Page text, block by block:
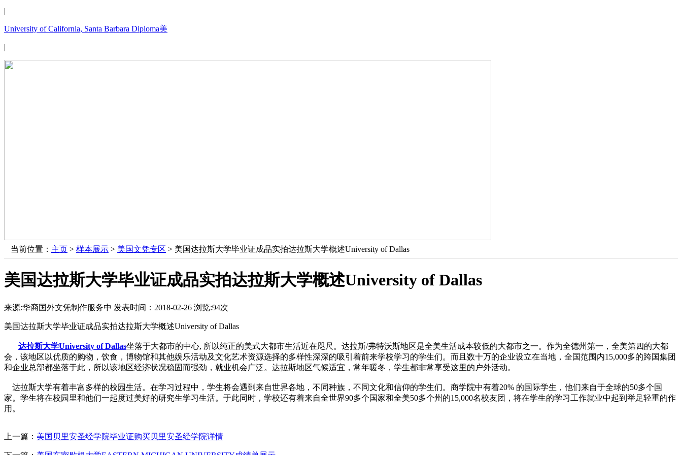
|
University of California, Santa Barbara Diploma美
|
当前位置： 主页 > 样本展示 > 美国文凭专区 > 美国达拉斯大学毕业证成品实拍达拉斯大学概述University of Dallas
美国达拉斯大学毕业证成品实拍达拉斯大学概述University of Dallas
来源:华裔国外文凭制作服务中 发表时间：2018-02-26 浏览:94次
美国达拉斯大学毕业证成品实拍达拉斯大学概述University of Dallas
达拉斯大学University of Dallas坐落于大都市的中心, 所以纯正的美式大都市生活近在咫尺。达拉斯/弗特沃斯地区是全美生活成本较低的大都市之一。作为全德州第一，全美第四的大都
会，该地区以优质的购物，饮食，博物馆和其他娱乐活动及文化艺术资源选择的多样性深深的吸引着前来学校学习的学生们。而且数十万的企业设立在当地，全国范围内15,000多的跨国集团
和企业总部都坐落于此，所以该地区经济状况稳固而强劲，就业机会广泛。达拉斯地区气候适宜，常年暖冬，学生都非常享受这里的户外活动。
达拉斯大学有着丰富多样的校园生活。在学习过程中，学生将会遇到来自世界各地，不同种族，不同文化和信仰的学生们。商学院中有着20% 的国际学生，他们来自于全球的50多个国
家。学生将在校园里和他们一起度过美好的研究生学习生活。于此同时，学校还有着来自全世界90多个国家和全美50多个州的15,000名校友团，将在学生的学习工作就业中起到举足轻重的作
用。
上一篇： 美国贝里安圣经学院毕业证购买贝里安圣经学院详情